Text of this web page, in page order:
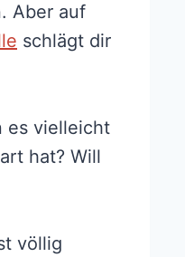
Aber auf
schlägt dir
es vielleicht
hat? Will
völlig